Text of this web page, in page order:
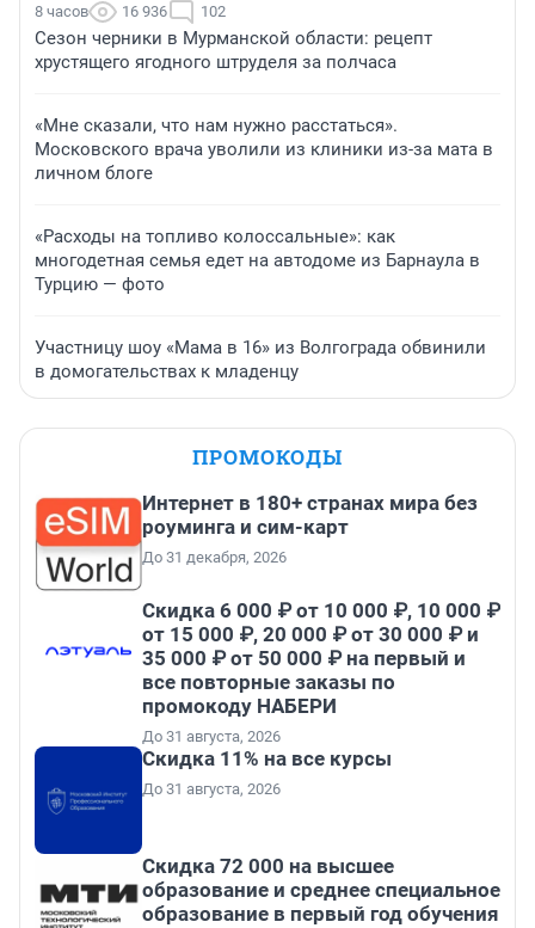
8 часов 16 936 102
Сезон черники в Мурманской области: рецепт
хрустящего ягодного штруделя за полчаса
«Мне сказали, что нам нужно расстаться».
Московского врача уволили из клиники из-за мата в
личном блоге
«Расходы на топливо колоссальные»: как
многодетная семья едет на автодоме из Барнаула в
Турцию — фото
Участницу шоу «Мама в 16» из Волгограда обвинили
в домогательствах к младенцу
ПРОМОКОДЫ
Интернет в 180+ странах мира без
роуминга и сим-карт
До 31 декабря, 2026
Скидка 6 000 ₽ от 10 000 ₽, 10 000 ₽
от 15 000 ₽, 20 000 ₽ от 30 000 ₽ и
35 000 ₽ от 50 000 ₽ на первый и
все повторные заказы по
промокоду НАБЕРИ
До 31 августа, 2026
Скидка 11% на все курсы
До 31 августа, 2026
Скидка 72 000 на высшее
образование и среднее специальное
образование в первый год обучения